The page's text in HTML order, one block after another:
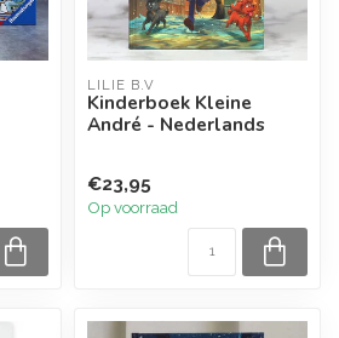
LILIE B.V
Kinderboek Kleine
André - Nederlands
€23,95
Op voorraad